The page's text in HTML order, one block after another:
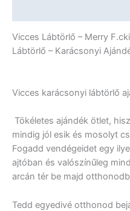
Vicces Lábtörlő – Merry
Lábtörlő – Karácsonyi
Vicces karácsonyi lábtörlő
Tökéletes ajándék ötlet,
mindig jól esik és mosolyt
Fogadd vendégeidet egy
ajtóban és valószínűleg
arcán tér be majd
Tedd egyedivé otthonod